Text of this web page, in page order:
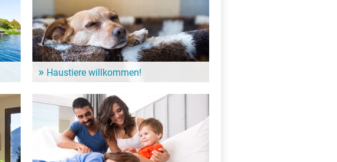
Haustiere willkommen!
haben. Es gibt zahlreiche Unterkünfte am See in
denen auch der Hund willkommen ist.